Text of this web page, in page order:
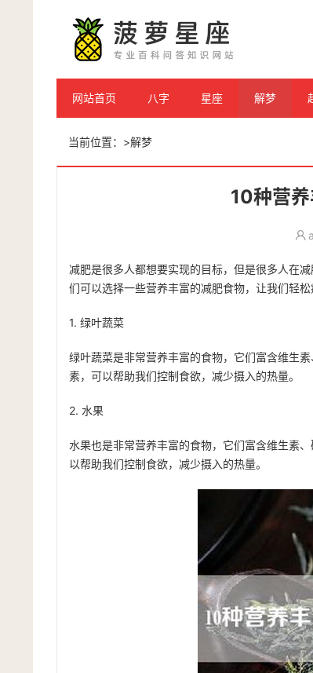
网站首页 八字 星座 解梦
当前位置： >解梦
10种营
减肥是很多人都想要实现的目标，但是很多人在
们可以选择一些营养丰富的减肥食物，让我们轻
1. 绿叶蔬菜
绿叶蔬菜是非常营养丰富的食物，它们富含维生
素，可以帮助我们控制食欲，减少摄入的热量。
2. 水果
水果也是非常营养丰富的食物，它们富含维生素
以帮助我们控制食欲，减少摄入的热量。